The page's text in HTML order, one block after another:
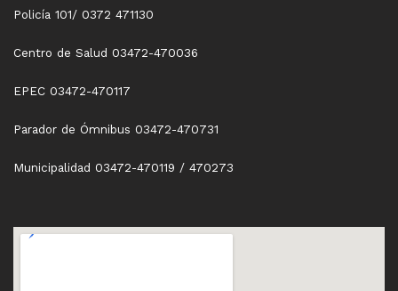
Policía 101/ 0372 471130
Centro de Salud 03472-470036
EPEC 03472-470117
Parador de Ómnibus 03472-470731
Municipalidad 03472-470119 / 470273